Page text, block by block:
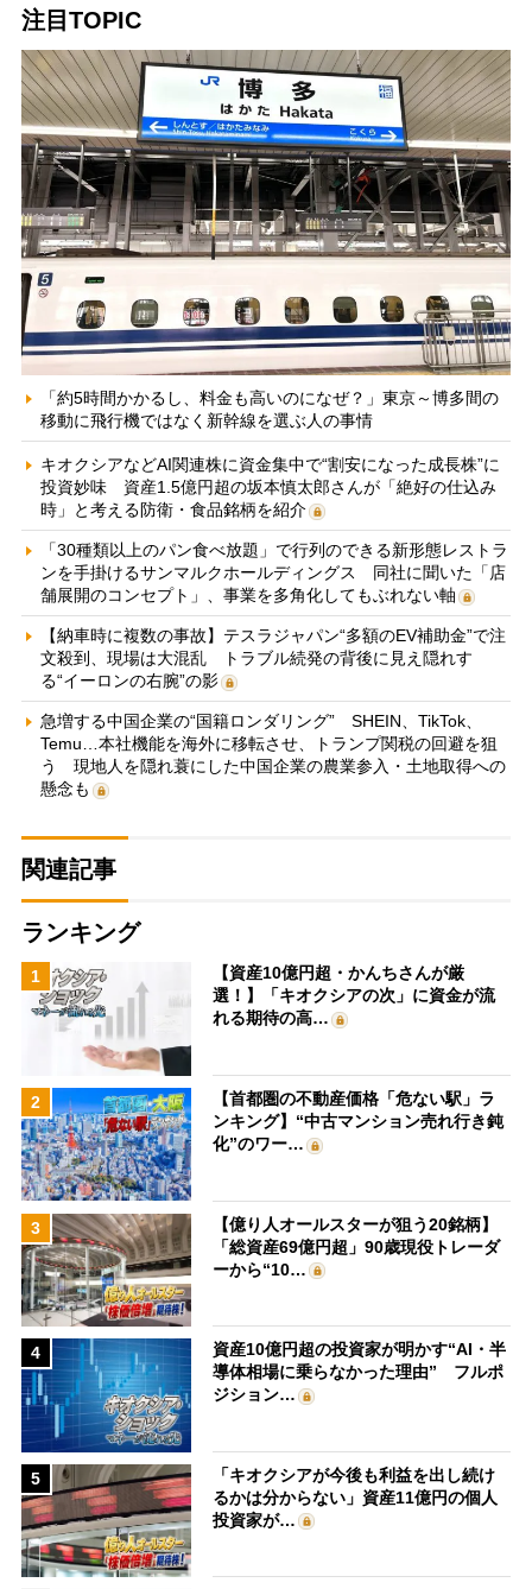
注目TOPIC
「約5時間かかるし、料金も高いのになぜ？」東京～博多間の
移動に飛行機ではなく新幹線を選ぶ人の事情
キオクシアなどAI関連株に資金集中で“割安になった成長株”に
投資妙味 資産1.5億円超の坂本慎太郎さんが「絶好の仕込み
時」と考える防衛・食品銘柄を紹介
「30種類以上のパン食べ放題」で行列のできる新形態レストラ
ンを手掛けるサンマルクホールディングス 同社に聞いた「店
舗展開のコンセプト」、事業を多角化してもぶれない軸
【納車時に複数の事故】テスラジャパン“多額のEV補助金”で注
文殺到、現場は大混乱 トラブル続発の背後に見え隠れす
る“イーロンの右腕”の影
急増する中国企業の“国籍ロンダリング” SHEIN、TikTok、
Temu…本社機能を海外に移転させ、トランプ関税の回避を狙
う 現地人を隠れ蓑にした中国企業の農業参入・土地取得への
懸念も
関連記事
ランキング
1
【資産10億円超・かんちさんが厳
選！】「キオクシアの次」に資金が流
れる期待の高…
2
【首都圏の不動産価格「危ない駅」ラ
ンキング】“中古マンション売れ行き鈍
化”のワー…
3
【億り人オールスターが狙う20銘柄】
「総資産69億円超」90歳現役トレーダ
ーから“10…
4
資産10億円超の投資家が明かす“AI・半
導体相場に乗らなかった理由” フルポ
ジション…
5
「キオクシアが今後も利益を出し続け
るかは分からない」資産11億円の個人
投資家が…